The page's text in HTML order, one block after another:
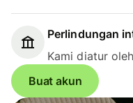
Perlindungan
Kami diatur
Buat akun